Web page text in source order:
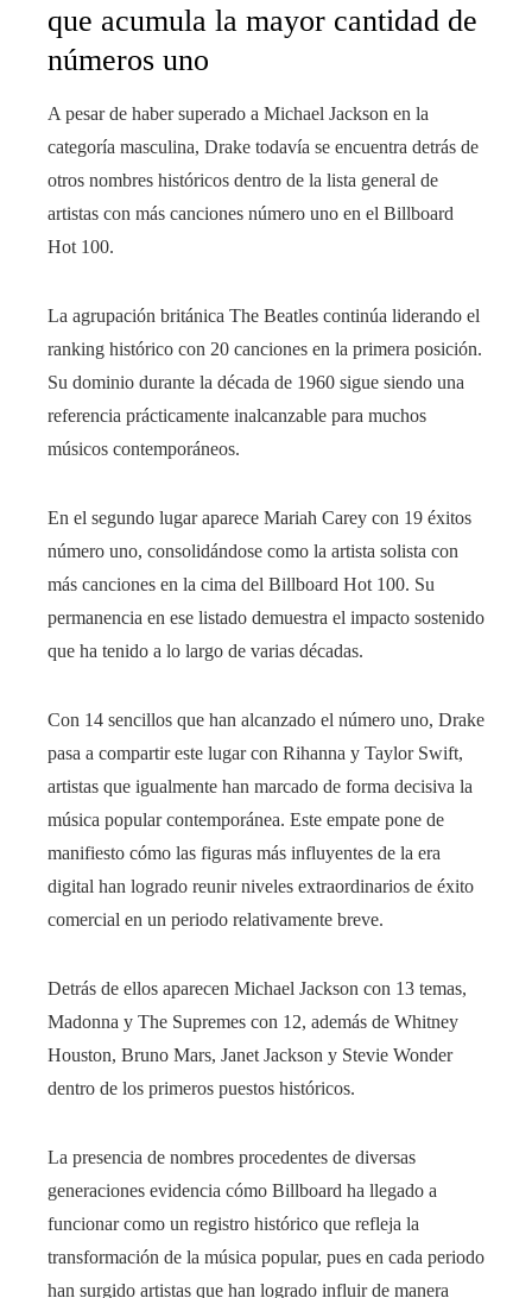
que acumula la mayor cantidad de
números uno
A pesar de haber superado a Michael Jackson en la
categoría masculina, Drake todavía se encuentra detrás de
otros nombres históricos dentro de la lista general de
artistas con más canciones número uno en el Billboard
Hot 100.
La agrupación británica The Beatles continúa liderando el
ranking histórico con 20 canciones en la primera posición.
Su dominio durante la década de 1960 sigue siendo una
referencia prácticamente inalcanzable para muchos
músicos contemporáneos.
En el segundo lugar aparece Mariah Carey con 19 éxitos
número uno, consolidándose como la artista solista con
más canciones en la cima del Billboard Hot 100. Su
permanencia en ese listado demuestra el impacto sostenido
que ha tenido a lo largo de varias décadas.
Con 14 sencillos que han alcanzado el número uno, Drake
pasa a compartir este lugar con Rihanna y Taylor Swift,
artistas que igualmente han marcado de forma decisiva la
música popular contemporánea. Este empate pone de
manifiesto cómo las figuras más influyentes de la era
digital han logrado reunir niveles extraordinarios de éxito
comercial en un periodo relativamente breve.
Detrás de ellos aparecen Michael Jackson con 13 temas,
Madonna y The Supremes con 12, además de Whitney
Houston, Bruno Mars, Janet Jackson y Stevie Wonder
dentro de los primeros puestos históricos.
La presencia de nombres procedentes de diversas
generaciones evidencia cómo Billboard ha llegado a
funcionar como un registro histórico que refleja la
transformación de la música popular, pues en cada periodo
han surgido artistas que han logrado influir de manera